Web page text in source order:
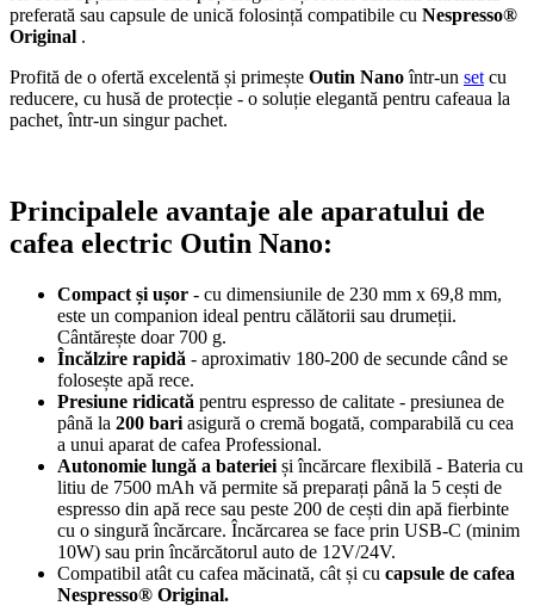
preferată sau capsule de unică folosință compatibile cu Nespresso®
Original .
Profită de o ofertă excelentă și primește Outin Nanoîntr-un set cu
reducere, cu husă de protecție - o soluție elegantă pentru cafeaua la
pachet, într-un singur pachet.
Principalele avantaje ale aparatului de
cafea electric Outin Nano:
Compact și ușor - cu dimensiunile de 230 mm x 69,8 mm,
este un companion ideal pentru călătorii sau drumeții.
Cântărește doar 700 g.
Încălzire rapidă - aproximativ 180-200 de secunde când se
folosește apă rece.
Presiune ridicată pentru espresso de calitate - presiunea de
până la 200 bari asigură o cremă bogată, comparabilă cu cea
a unui aparat de cafea Professional.
Autonomie lungă a bateriei și încărcare flexibilă - Bateria cu
litiu de 7500 mAh vă permite să preparați până la 5 cești de
espresso din apă rece sau peste 200 de cești din apă fierbinte
cu o singură încărcare. Încărcarea se face prin USB-C (minim
10W) sau prin încărcătorul auto de 12V/24V.
Compatibil atât cu cafea măcinată, cât și cu capsule de cafea
Nespresso® Original.